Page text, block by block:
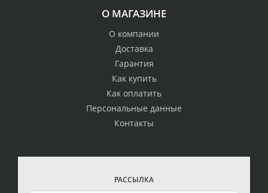
О МАГАЗИНЕ
О компании
Доставка
Гарантия
Как купить
Как оплатить
Персональные данные
Контакты
РАССЫЛКА